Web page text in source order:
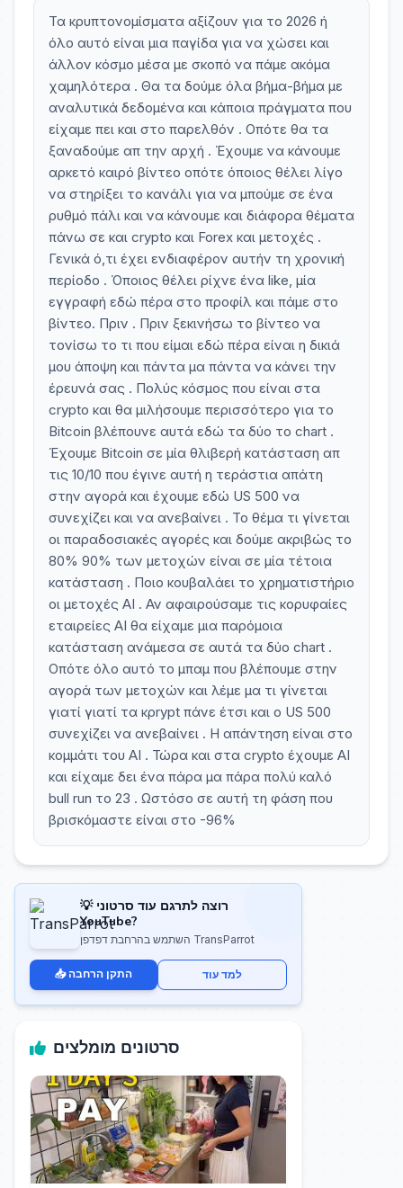
Τα κρυπτονομίσματα αξίζουν για το 2026 ή
όλο αυτό είναι μια παγίδα για να χώσει και
άλλον κόσμο μέσα με σκοπό να πάμε ακόμα
χαμηλότερα . Θα τα δούμε όλα βήμα-βήμα με
αναλυτικά δεδομένα και κάποια πράγματα που
είχαμε πει και στο παρελθόν . Οπότε θα τα
ξαναδούμε απ την αρχή . Έχουμε να κάνουμε
αρκετό καιρό βίντεο οπότε όποιος θέλει λίγο
να στηρίξει το κανάλι για να μπούμε σε ένα
ρυθμό πάλι και να κάνουμε και διάφορα θέματα
πάνω σε και crypto και Forex και μετοχές .
Γενικά ό,τι έχει ενδιαφέρον αυτήν τη χρονική
περίοδο . Όποιος θέλει ρίχνε ένα like, μία
εγγραφή εδώ πέρα στο προφίλ και πάμε στο
βίντεο. Πριν . Πριν ξεκινήσω το βίντεο να
τονίσω το τι που είμαι εδώ πέρα είναι η δικιά
μου άποψη και πάντα μα πάντα να κάνει την
έρευνά σας . Πολύς κόσμος που είναι στα
crypto και θα μιλήσουμε περισσότερο για το
Bitcoin βλέπουνε αυτά εδώ τα δύο το chart .
Έχουμε Bitcoin σε μία θλιβερή κατάσταση απ
τις 10/10 που έγινε αυτή η τεράστια απάτη
στην αγορά και έχουμε εδώ US 500 να
συνεχίζει και να ανεβαίνει . Το θέμα τι γίνεται
οι παραδοσιακές αγορές και δούμε ακριβώς το
80% 90% των μετοχών είναι σε μία τέτοια
κατάσταση . Ποιο κουβαλάει το χρηματιστήριο
οι μετοχές AI . Αν αφαιρούσαμε τις κορυφαίες
εταιρείες AI θα είχαμε μια παρόμοια
κατάσταση ανάμεσα σε αυτά τα δύο chart .
Οπότε όλο αυτό το μπαμ που βλέπουμε στην
αγορά των μετοχών και λέμε μα τι γίνεται
γιατί γιατί τα κρrypt πάνε έτσι και ο US 500
συνεχίζει να ανεβαίνει . Η απάντηση είναι στο
κομμάτι του AI . Τώρα και στα crypto έχουμε AI
και είχαμε δει ένα πάρα μα πάρα πολύ καλό
bull run το 23 . Ωστόσο σε αυτή τη φάση που
βρισκόμαστε είναι στο -96%
💡 רוצה לתרגם עוד סרטוני
YouTube?
השתמש בהרחבת דפדפן TransParrot
📥 התקן הרחבה למד עוד
סרטונים מומלצים